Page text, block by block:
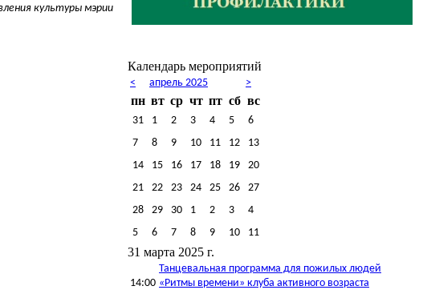
культуры мэрии
Календарь мероприятий
< апрель 2025 >
пн вт ср чт пт сб вс
31 1 2 3 4 5
6
7
8 9 10 11 12
13
14
15 16 17 18 19
20
21
22 23 24 25 26
27
28
29 30 1 2 3
4
5
6 7 8 9 10 11
31 марта 2025 г.
14:00
Танцевальная программа для пожилых людей
«Ритмы времени» клуба активного возраста